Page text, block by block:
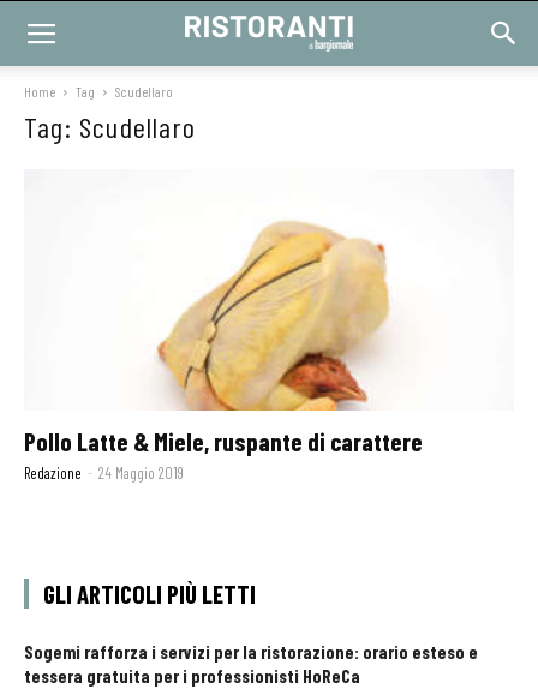
Home Tag Scudellaro
Tag: Scudellaro
Pollo Latte & Miele, ruspante di carattere
Redazione - 24 Maggio 2019
GLI ARTICOLI PIÙ LETTI
Sogemi rafforza i servizi per la ristorazione: orario esteso e
tessera gratuita per i professionisti HoReCa